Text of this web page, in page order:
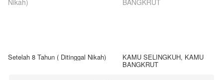
Setelah 8 Tahun ( Ditinggal Nikah) KAMU SELINGKUH, KAMU
BANGKRUT